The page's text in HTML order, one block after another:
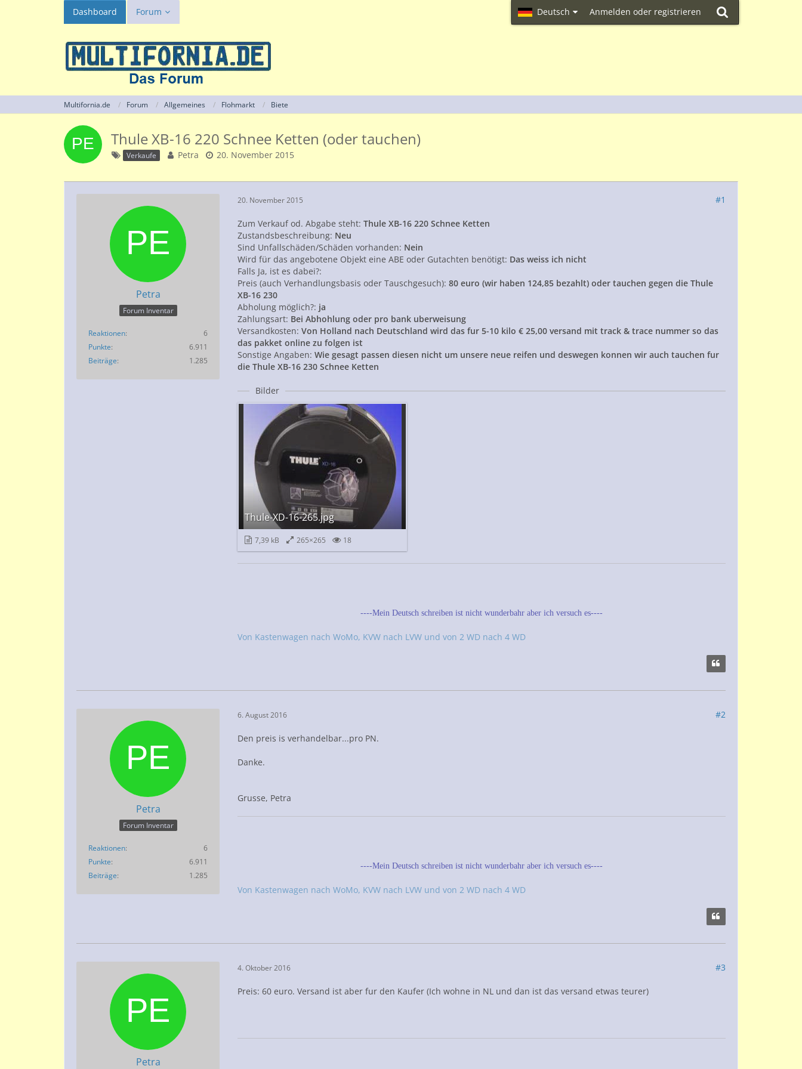
Dashboard Forum Deutsch Anmelden oder registrieren
Multifornia.de Forum Allgemeines Flohmarkt Biete
Thule XB-16 220 Schnee Ketten (oder tauchen)
Verkaufe Petra 20. November 2015
Petra
Forum Inventar
Reaktionen
6
Punkte
6.911
Beiträge
1.285
20. November 2015 #1
Zum Verkauf od. Abgabe steht: Thule XB-16 220 Schnee Ketten
Zustandsbeschreibung: Neu
Sind Unfallschäden/Schäden vorhanden: Nein
Wird für das angebotene Objekt eine ABE oder Gutachten benötigt: Das weiss ich nicht
Falls Ja, ist es dabei?:
Preis (auch Verhandlungsbasis oder Tauschgesuch):80 euro (wir haben 124,85 bezahlt) oder tauchen gegen die Thule
XB-16 230
Abholung möglich?: ja
Zahlungsart: Bei Abhohlung oder pro bank uberweisung
Versandkosten:Von Holland nach Deutschland wird das fur 5-10 kilo € 25,00 versand mit track & trace nummer so das
das pakket online zu folgen ist
Sonstige Angaben:Wie gesagt passen diesen nicht um unsere neue reifen und deswegen konnen wir auch tauchen fur
die Thule XB-16 230 Schnee Ketten
Bilder
Thule-XD-16-265.jpg
7,39 kB 265×265 18
----Mein Deutsch schreiben ist nicht wunderbahr aber ich versuch es----
Von Kastenwagen nach WoMo, KVW nach LVW und von 2 WD nach 4 WD
Petra
Forum Inventar
Reaktionen
6
Punkte
6.911
Beiträge
1.285
6. August 2016 #2
Den preis is verhandelbar...pro PN.
Danke.
Grusse, Petra
----Mein Deutsch schreiben ist nicht wunderbahr aber ich versuch es----
Von Kastenwagen nach WoMo, KVW nach LVW und von 2 WD nach 4 WD
Petra
4. Oktober 2016 #3
Preis: 60 euro. Versand ist aber fur den Kaufer (Ich wohne in NL und dan ist das versand etwas teurer)